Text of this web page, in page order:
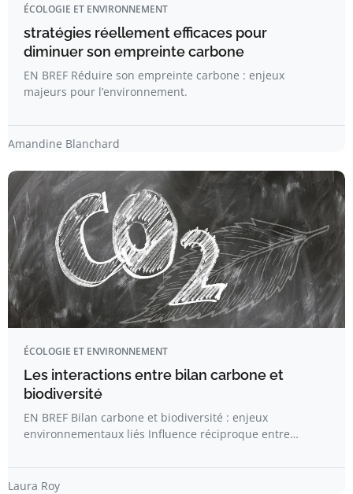
ÉCOLOGIE ET ENVIRONNEMENT
stratégies réellement efficaces pour
diminuer son empreinte carbone
EN BREF Réduire son empreinte carbone : enjeux
majeurs pour l’environnement.
Amandine Blanchard
ÉCOLOGIE ET ENVIRONNEMENT
Les interactions entre bilan carbone et
biodiversité
EN BREF Bilan carbone et biodiversité : enjeux
environnementaux liés Influence réciproque entre…
Laura Roy